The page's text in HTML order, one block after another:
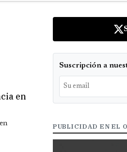
en
Suscripción a
PUBLICIDAD EN EL